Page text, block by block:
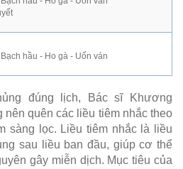
hầu - Ho gà - Uốn ván
đúng lịch, Bác sĩ Khương
nên quên các liều tiêm nhắc theo
sàng lọc. Liều tiêm nhắc là liều
sau liều ban đầu, giúp cơ thể
gây miễn dịch. Mục tiêu của